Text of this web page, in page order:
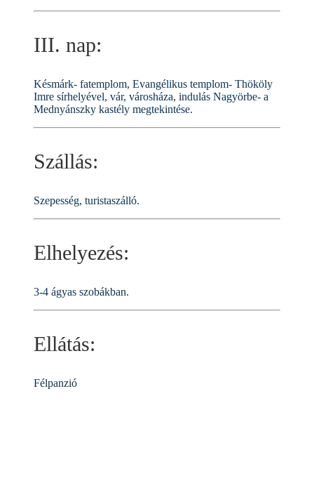
III. nap:
Késmárk- fatemplom, Evangélikus templom- Thököly
Imre sírhelyével, vár, városháza, indulás Nagyörbe- a
Mednyánszky kastély megtekintése.
Szállás:
Szepesség, turistaszálló.
Elhelyezés:
3-4 ágyas szobákban.
Ellátás:
Félpanzió